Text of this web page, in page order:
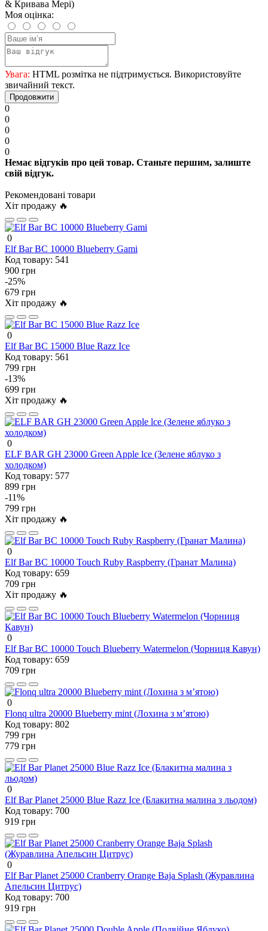
& Кривава Мері)
Моя оцінка:
Увага: HTML розмітка не підтримується. Використовуйте
звичайний текст.
Продовжити
0
0
0
0
0
Немає відгуків про цей товар. Станьте першим, залиште
свій відгук.
Рекомендовані товари
Хіт продажу 🔥
0
Elf Bar BC 10000 Blueberry Gami
Код товару: 541
900 грн
-25%
679 грн
Хіт продажу 🔥
0
Elf Bar BC 15000 Blue Razz Ice
Код товару: 561
799 грн
-13%
699 грн
Хіт продажу 🔥
0
ELF BAR GH 23000 Green Apple lce (Зелене яблуко з
холодком)
Код товару: 577
899 грн
-11%
799 грн
Хіт продажу 🔥
0
Elf Bar BC 10000 Touch Ruby Raspberry (Гранат Малина)
Код товару: 659
709 грн
Хіт продажу 🔥
0
Elf Bar BC 10000 Touch Blueberry Watermelon (Чорниця Кавун)
Код товару: 659
709 грн
0
Flonq ultra 20000 Blueberry mint (Лохина з мʼятою)
Код товару: 802
799 грн
779 грн
0
Elf Bar Planet 25000 Blue Razz Ice (Блакитна малина з льодом)
Код товару: 700
919 грн
0
Elf Bar Planet 25000 Cranberry Orange Baja Splash (Журавлина
Апельсин Цитрус)
Код товару: 700
919 грн